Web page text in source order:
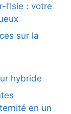
: votre
sur la
hybride
en un